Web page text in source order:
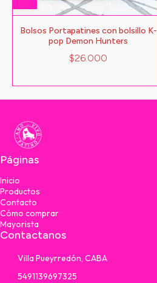
Bolsos Portapatines con bolsillo K-
pop Demon Hunters
$26.000
Páginas
Inicio
Productos
Contacto
Cómo comprar
Mayorista
Contactanos
Villa Pueyrredón, CABA
5491139697325